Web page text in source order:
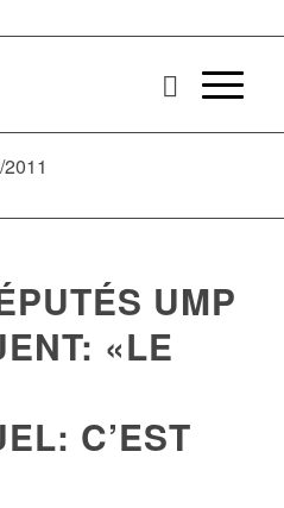
UMP
«LE
C’EST